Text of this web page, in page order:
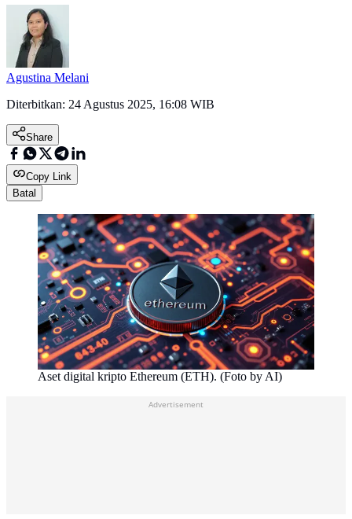
Agustina Melani
Diterbitkan: 24 Agustus 2025, 16:08 WIB
Share
Copy Link
Batal
Aset digital kripto Ethereum (ETH). (Foto by AI)
Advertisement